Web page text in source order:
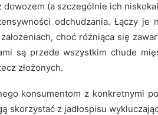
celem jest trwała i zdrowa
(a szczególnie ich
odchudzania. Łączy
choć różniąca się
są przede wszystkim chude
złożonych.
konsumentom z konkretnymi
skorzystać z jadłospisu